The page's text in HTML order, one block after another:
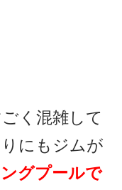
く混雑して
にもジムが
グプールで